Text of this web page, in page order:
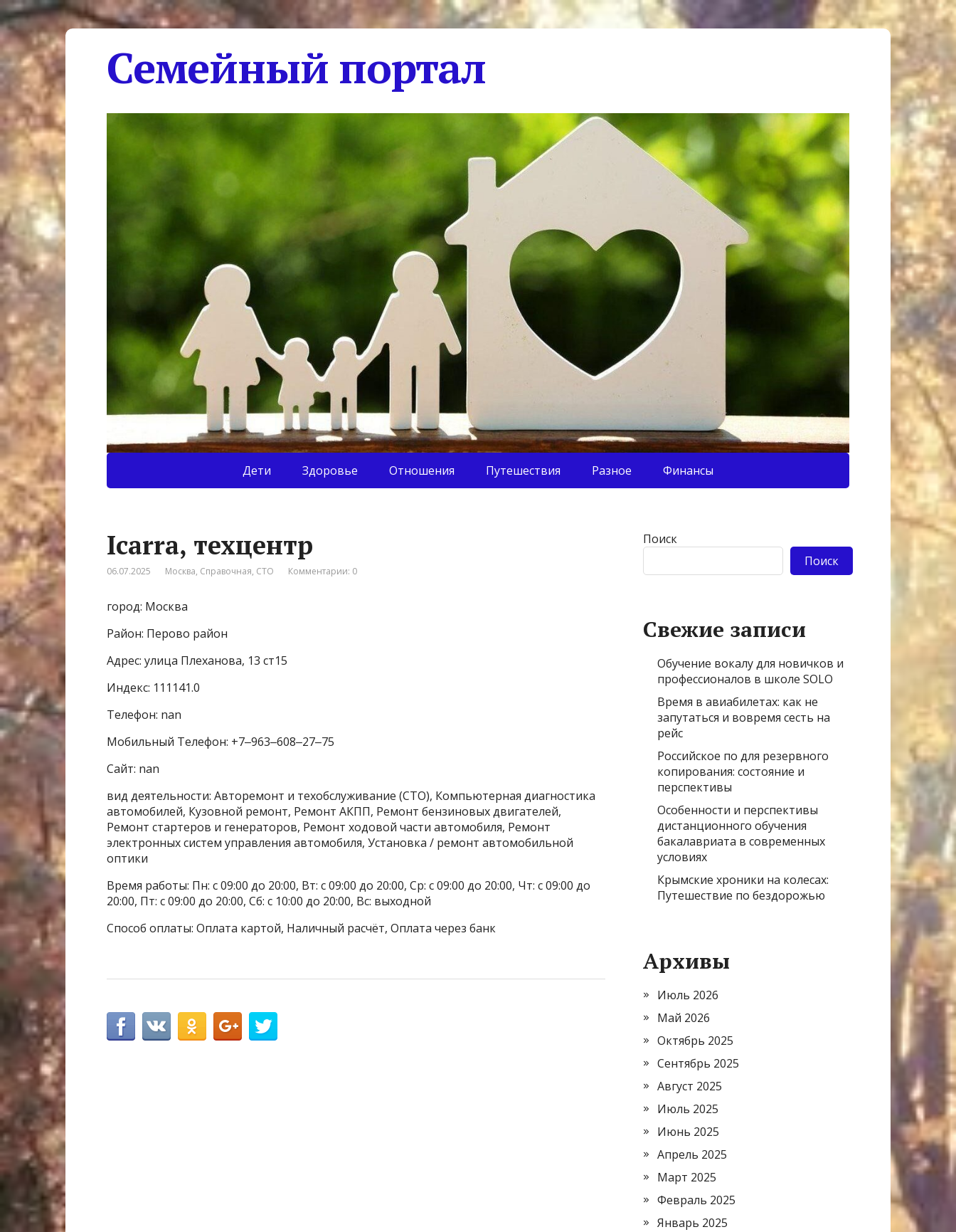
Семейный портал
Дети Здоровье Отношения Путешествия Разное Финансы
Icarra, техцентр
06.07.2025 Москва, Справочная, СТО Комментарии: 0
город: Москва
Район: Перово район
Адрес: улица Плеханова, 13 ст15
Индекс: 111141.0
Телефон: nan
Мобильный Телефон: +7‒963‒608‒27‒75
Сайт: nan
вид деятельности: Авторемонт и техобслуживание (СТО), Компьютерная диагностика
автомобилей, Кузовной ремонт, Ремонт АКПП, Ремонт бензиновых двигателей,
Ремонт стартеров и генераторов, Ремонт ходовой части автомобиля, Ремонт
электронных систем управления автомобиля, Установка / ремонт автомобильной
оптики
Время работы: Пн: с 09:00 до 20:00, Вт: с 09:00 до 20:00, Ср: с 09:00 до 20:00, Чт: с 09:00 до
20:00, Пт: с 09:00 до 20:00, Сб: с 10:00 до 20:00, Вс: выходной
Способ оплаты: Оплата картой, Наличный расчёт, Оплата через банк
Поиск
Поиск
Свежие записи
Обучение вокалу для новичков и
профессионалов в школе SOLO
Время в авиабилетах: как не
запутаться и вовремя сесть на
рейс
Российское по для резервного
копирования: состояние и
перспективы
Особенности и перспективы
дистанционного обучения
бакалавриата в современных
условиях
Крымские хроники на колесах:
Путешествие по бездорожью
Архивы
Июль 2026
Май 2026
Октябрь 2025
Сентябрь 2025
Август 2025
Июль 2025
Июнь 2025
Апрель 2025
Март 2025
Февраль 2025
Январь 2025